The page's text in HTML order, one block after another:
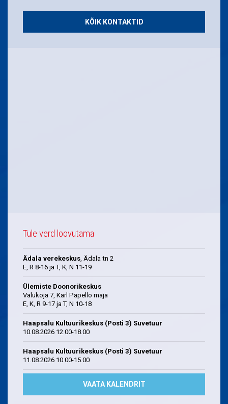
KÕIK KONTAKTID
Tule verd loovutama
Ädala verekeskus, Ädala tn 2
E, R 8-16 ja T, K, N 11-19
Ülemiste Doonorikeskus
Valukoja 7, Karl Papello maja
E, K, R 9-17 ja T, N 10-18
Haapsalu Kultuurikeskus (Posti 3) Suvetuur
10.08.2026 12.00-18.00
Haapsalu Kultuurikeskus (Posti 3) Suvetuur
11.08.2026 10.00-15.00
VAATA KALENDRIT